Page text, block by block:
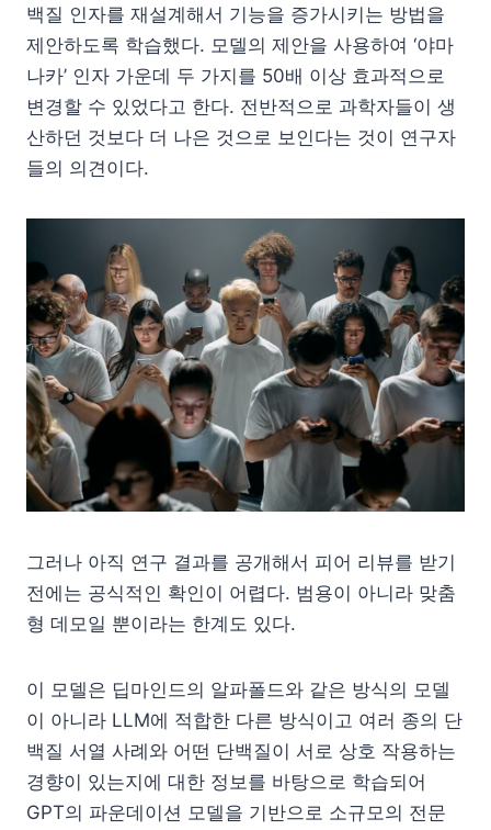
백질 인자를 재설계해서 기능을 증가시키는 방법을
제안하도록 학습했다. 모델의 제안을 사용하여 ‘야마
나카’ 인자 가운데 두 가지를 50배 이상 효과적으로
변경할 수 있었다고 한다. 전반적으로 과학자들이 생
산하던 것보다 더 나은 것으로 보인다는 것이 연구자
들의 의견이다.
그러나 아직 연구 결과를 공개해서 피어 리뷰를 받기
전에는 공식적인 확인이 어렵다. 범용이 아니라 맞춤
형 데모일 뿐이라는 한계도 있다.
이 모델은 딥마인드의 알파폴드와 같은 방식의 모델
이 아니라 LLM에 적합한 다른 방식이고 여러 종의 단
백질 서열 사례와 어떤 단백질이 서로 상호 작용하는
경향이 있는지에 대한 정보를 바탕으로 학습되어
GPT의 파운데이션 모델을 기반으로 소규모의 전문